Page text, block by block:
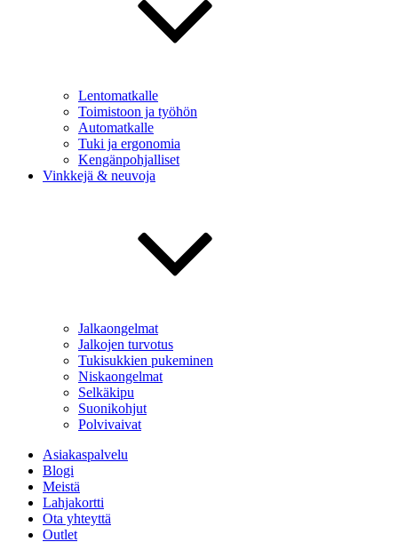
Lentomatkalle
Toimistoon ja työhön
Automatkalle
Tuki ja ergonomia
Kengänpohjalliset
Vinkkejä & neuvoja
Jalkaongelmat
Jalkojen turvotus
Tukisukkien pukeminen
Niskaongelmat
Selkäkipu
Suonikohjut
Polvivaivat
Asiakaspalvelu
Blogi
Meistä
Lahjakortti
Ota yhteyttä
Outlet